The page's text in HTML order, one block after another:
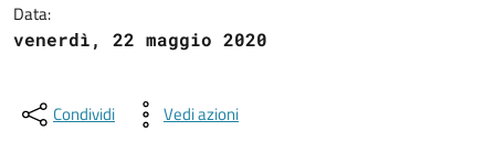
Data:
venerdì, 22 maggio 2020
Condividi Vedi azioni